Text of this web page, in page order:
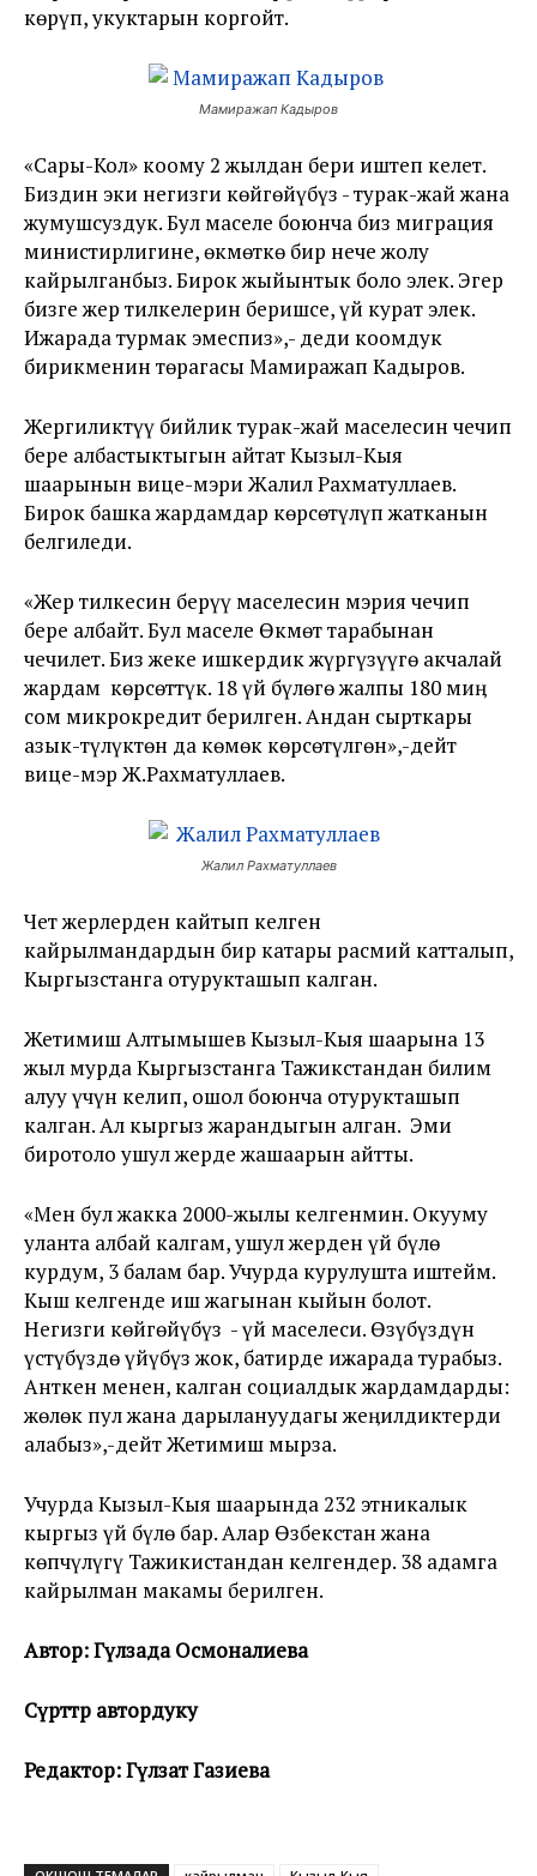
көрүп, укуктарын коргойт.
Мамиражап Кадыров
«Сары-Кол» коому 2 жылдан бери иштеп келет.
Биздин эки негизги көйгөйүбүз - турак-жай жана
жумушсуздук. Бул маселе боюнча биз миграция
министирлигине, өкмөткө бир нече жолу
кайрылганбыз. Бирок жыйынтык боло элек. Эгер
бизге жер тилкелерин беришсе, үй курат элек.
Ижарада турмак эмеспиз»,- деди коомдук
бирикменин төрагасы Мамиражап Кадыров.
Жергиликтүү бийлик турак-жай маселесин чечип
бере албастыктыгын айтат Кызыл-Кыя
шаарынын вице-мэри Жалил Рахматуллаев.
Бирок башка жардамдар көрсөтүлүп жатканын
белгиледи.
«Жер тилкесин берүү маселесин мэрия чечип
бере албайт. Бул маселе Өкмөт тарабынан
чечилет. Биз жеке ишкердик жүргүзүүгө акчалай
жардам көрсөттүк. 18 үй бүлөгө жалпы 180 миӊ
сом микрокредит берилген. Андан сырткары
азык-түлүктөн да көмөк көрсөтүлгөн»,-дейт
вице-мэр Ж.Рахматуллаев.
Жалил Рахматуллаев
Чет жерлерден кайтып келген
кайрылмандардын бир катары расмий катталып,
Кыргызстанга отурукташып калган.
Жетимиш Алтымышев Кызыл-Кыя шаарына 13
жыл мурда Кыргызстанга Тажикстандан билим
алуу үчүн келип, ошол боюнча отурукташып
калган. Ал кыргыз жарандыгын алган. Эми
биротоло ушул жерде жашаарын айтты.
«Мен бул жакка 2000-жылы келгенмин. Окууму
уланта албай калгам, ушул жерден үй бүлө
курдум, 3 балам бар. Учурда курулушта иштейм.
Кыш келгенде иш жагынан кыйын болот.
Негизги көйгөйүбүз - үй маселеси. Өзүбүздүн
үстүбүздө үйүбүз жок, батирде ижарада турабыз.
Анткен менен, калган социалдык жардамдарды:
жөлөк пул жана дарылануудагы жеӊилдиктерди
алабыз»,-дейт Жетимиш мырза.
Учурда Кызыл-Кыя шаарында 232 этникалык
кыргыз үй бүлө бар. Алар Өзбекстан жана
көпчүлүгү Тажикистандан келгендер. 38 адамга
кайрылман макамы берилген.
Автор: Гүлзада Осмоналиева
Сүрөттөр автордуку
Редактор: Гүлзат Газиева